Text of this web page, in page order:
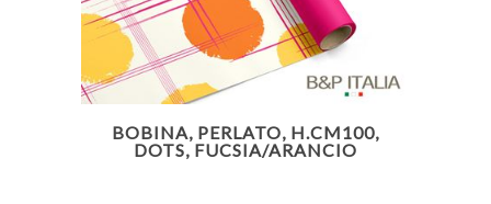
BOBINA, PERLATO, H.CM100,
DOTS, FUCSIA/ARANCIO